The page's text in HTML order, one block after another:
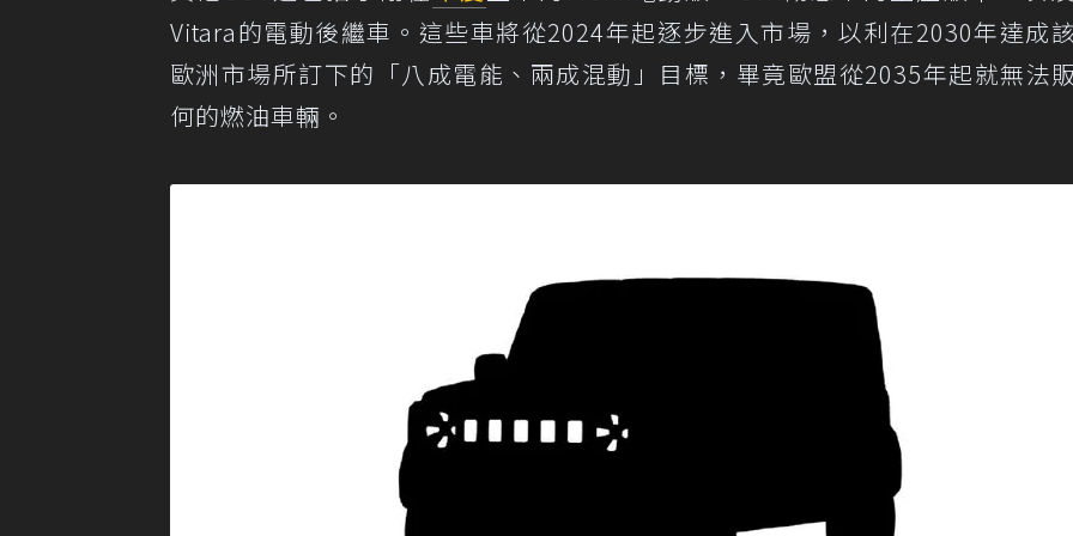
Vitara的電動後繼車。這些車將從2024年起逐步進入市場，以利在2030年達成
歐洲市場所訂下的「八成電能、兩成混動」目標，畢竟歐盟從2035年起就無法
何的燃油車輛。